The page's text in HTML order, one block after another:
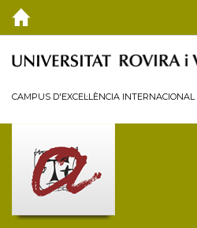
EL CEDAT
Membres
Personal investigador
Reglament
CAMPUS D'EXCEL·LÈNCIA INTERNACIONAL